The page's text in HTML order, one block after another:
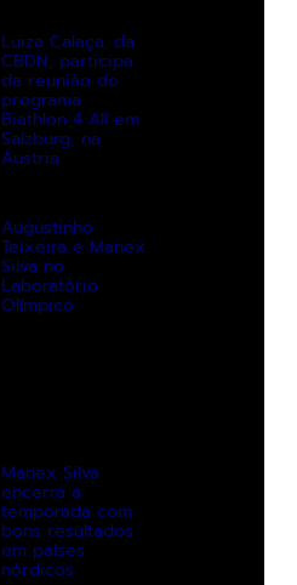
Luiza Calaça, da
CBDN, participa
da reunião do
programa
Biathlon 4 All em
Salzburg, na
Áustria
Augustinho
Teixeira e Manex
Silva no
Laboratório
Olímpico
Manex Silva
encerra a
temporada com
bons resultados
em países
nórdicos